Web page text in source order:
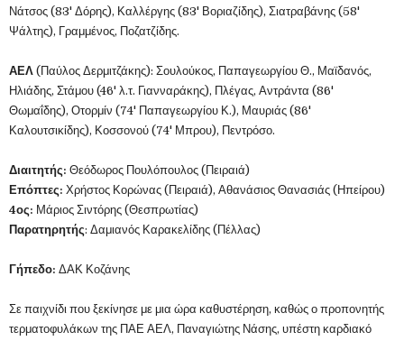
Νάτσος (83' Δόρης), Καλλέργης (83' Βοριαζίδης), Σιατραβάνης (58'
Ψάλτης), Γραμμένος, Ποζατζίδης.
ΑΕΛ (Παύλος Δερμιτζάκης): Σουλούκος, Παπαγεωργίου Θ., Μαϊδανός,
Ηλιάδης, Στάμου (46' λ.τ. Γιανναράκης), Πλέγας, Αντράντα (86'
Θωμαΐδης), Οτορμίν (74' Παπαγεωργίου Κ.), Μαυριάς (86'
Καλουτσικίδης), Κοσσονού (74' Μπρου), Πεντρόσο.
Διαιτητής: Θεόδωρος Πουλόπουλος (Πειραιά)
Επόπτες: Χρήστος Κορώνας (Πειραιά), Αθανάσιος Θανασιάς (Ηπείρου)
4ος: Μάριος Σιντόρης (Θεσπρωτίας)
Παρατηρητής: Δαμιανός Καρακελίδης (Πέλλας)
Γήπεδο: ΔΑΚ Κοζάνης
Σε παιχνίδι που ξεκίνησε με μια ώρα καθυστέρηση, καθώς ο προπονητής
τερματοφυλάκων της ΠΑΕ ΑΕΛ, Παναγιώτης Νάσης, υπέστη καρδιακό